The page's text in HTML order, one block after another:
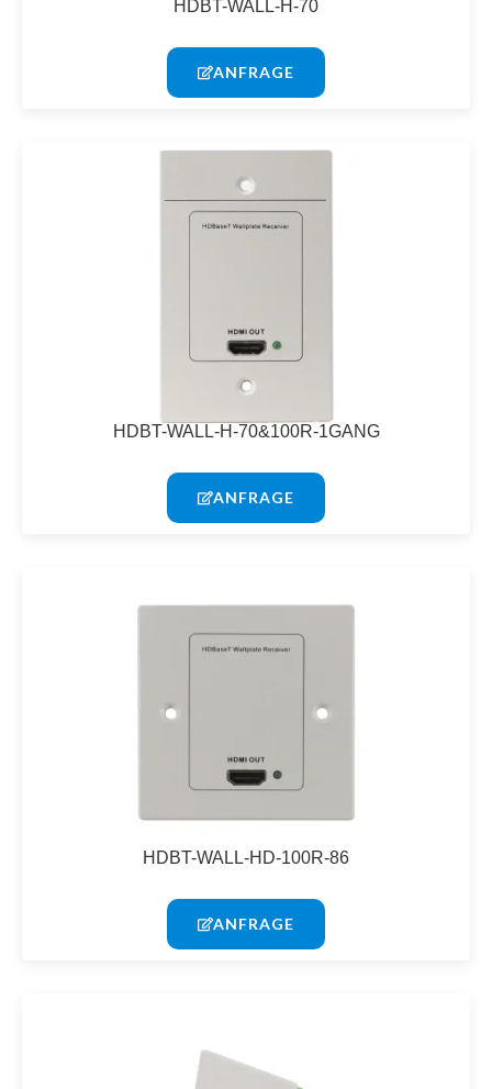
HDBT-WALL-H-70
ANFRAGE
HDBT-WALL-H-70&100R-1GANG
ANFRAGE
HDBT-WALL-HD-100R-86
ANFRAGE